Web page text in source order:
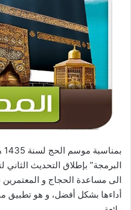
البرمجة” بإطلاق التحديث
الى مساعدة الحجاج و
أداءها بشكل أفضل، و هو تطبيق